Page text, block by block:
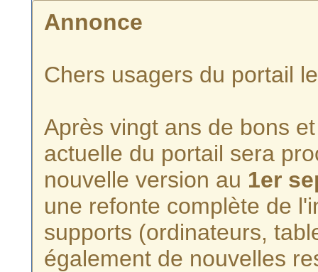
Annonce
Chers usagers du portail
Après vingt ans de bons
actuelle du portail sera
nouvelle version au 1er
une refonte complète de
supports (ordinateurs,
également de nouvelles